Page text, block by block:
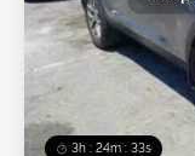
3h : 24m : 30s